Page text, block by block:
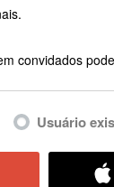
convidados
Usuário